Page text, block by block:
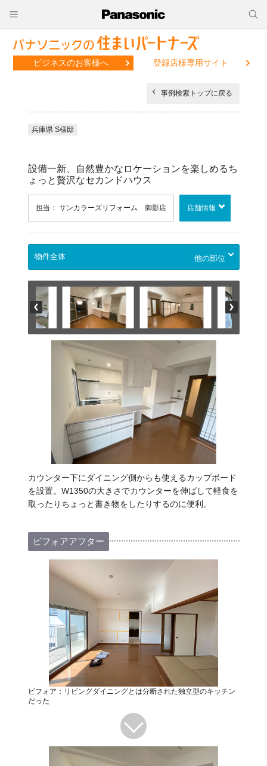
ビジネスのお客様へ 登録店様専用サイト
事例検索トップに戻る
兵庫県 S様邸
設備一新、自然豊かなロケーションを楽しめるち
ょっと贅沢なセカンドハウス
担当： サンカラーズリフォーム 御影店 店舗情報
他の部位
カウンター下にダイニング側からも使えるカップボード
を設置。W1350の大きさでカウンターを伸ばして軽食を
取ったりちょっと書き物をしたりするのに便利。
ビフォアアフター
ビフォア：リビングダイニングとは分断された独立型のキッチン
だった